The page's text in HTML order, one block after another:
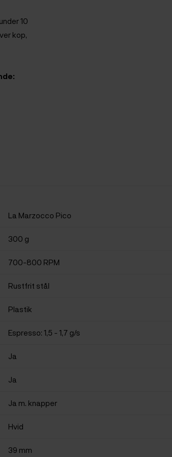
10
kop,
La Marzocco Pico
300 g
700-800 RPM
Rustfrit stål
Plastik
Espresso: 1,5 - 1,7 g/s
Ja
Ja
Ja m. knapper
Hvid
39 mm